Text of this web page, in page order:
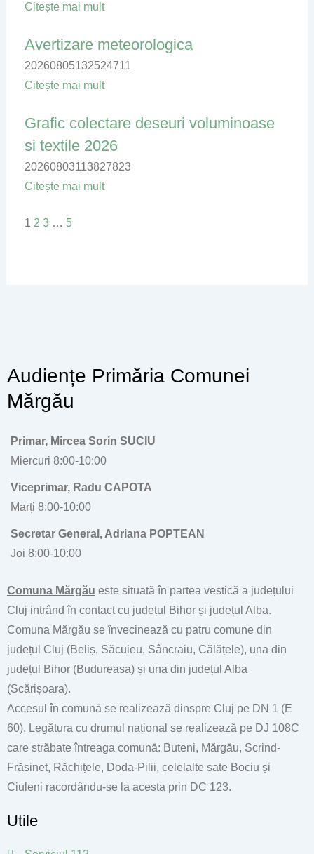
Citește mai mult
Avertizare meteorologica
20260805132524711
Citește mai mult
Grafic colectare deseuri voluminoase
si textile 2026
20260803113827823
Citește mai mult
1 2 3 … 5
Audiențe Primăria Comunei
Mărgău
Primar, Mircea Sorin SUCIU
Miercuri 8:00-10:00
Viceprimar, Radu CAPOTA
Marți 8:00-10:00
Secretar General, Adriana POPTEAN
Joi 8:00-10:00
Comuna Mărgău este situată în partea vestică a județului
Cluj intrând în contact cu județul Bihor și județul Alba.
Comuna Mărgău se învecinează cu patru comune din
județul Cluj (Beliș, Săcuieu, Sâncraiu, Călățele), una din
județul Bihor (Budureasa) și una din județul Alba
(Scărișoara).
Accesul în comună se realizează dinspre Cluj pe DN 1 (E
60). Legătura cu drumul național se realizează pe DJ 108C
care străbate întreaga comună: Buteni, Mărgău, Scrind-
Frăsinet, Răchițele, Doda-Pilii, celelalte sate Bociu și
Ciuleni racordându-se la acesta prin DC 123.
Utile